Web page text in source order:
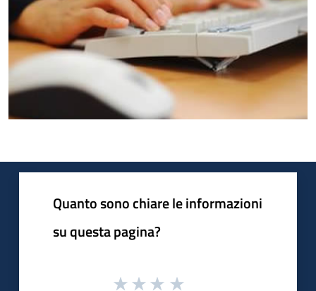
Quanto sono chiare le informazioni
su questa pagina?